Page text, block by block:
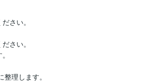
さい。
さい。
理します。